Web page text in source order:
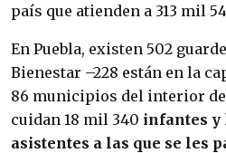
país que atienden a 313 mil
En Puebla, existen 502
Bienestar –228 están en la
86 municipios del interior
cuidan 18 mil 340 infantes y
asistentes a las que se les